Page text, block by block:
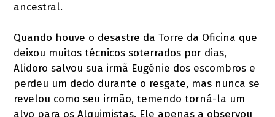
ancestral.
Quando houve o desastre da Torre da Oficina que
deixou muitos técnicos soterrados por dias,
Alidoro salvou sua irmã Eugénie dos escombros e
perdeu um dedo durante o resgate, mas nunca se
revelou como seu irmão, temendo torná-la um